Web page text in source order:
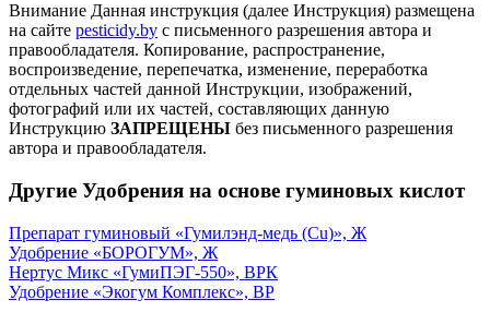
Внимание Данная инструкция (далее Инструкция) размещена
на сайте pesticidy.by с письменного разрешения автора и
правообладателя. Копирование, распространение,
воспроизведение, перепечатка, изменение, переработка
отдельных частей данной Инструкции, изображений,
фотографий или их частей, составляющих данную
Инструкцию ЗАПРЕЩЕНЫ без письменного разрешения
автора и правообладателя.
Другие Удобрения на основе гуминовых кислот
Препарат гуминовый «Гумилэнд-медь (Сu)», Ж
Удобрение «БОРОГУМ», Ж
Нертус Микс «ГумиПЭГ-550», ВРК
Удобрение «Экогум Комплекс», ВР